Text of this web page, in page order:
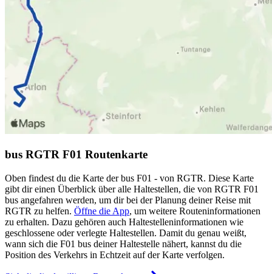
bus RGTR F01 Routenkarte
Oben findest du die Karte der bus F01 - von RGTR. Diese Karte
gibt dir einen Überblick über alle Haltestellen, die von RGTR F01
bus angefahren werden, um dir bei der Planung deiner Reise mit
RGTR zu helfen. Öffne die App, um weitere Routeninformationen
zu erhalten. Dazu gehören auch Haltestelleninformationen wie
geschlossene oder verlegte Haltestellen. Damit du genau weißt,
wann sich die F01 bus deiner Haltestelle nähert, kannst du die
Position des Verkehrs in Echtzeit auf der Karte verfolgen.